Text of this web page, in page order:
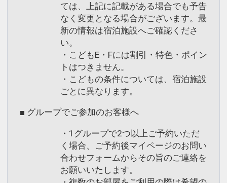
ては、上記に記載がある場合でも予告
なく変更となる場合がございます。最
新の情報は宿泊施設へご確認くださ
い。
・こどもE・Fには割引・特色・ポイン
トはつきません。
・こどもの条件については、宿泊施設
ごとに異なります。
■ グループでご参加のお客様へ
・1グループで2つ以上ご予約いただ
く場合、ご予約後マイページのお問い
合わせフォームからその旨のご連絡を
お願いいたします。